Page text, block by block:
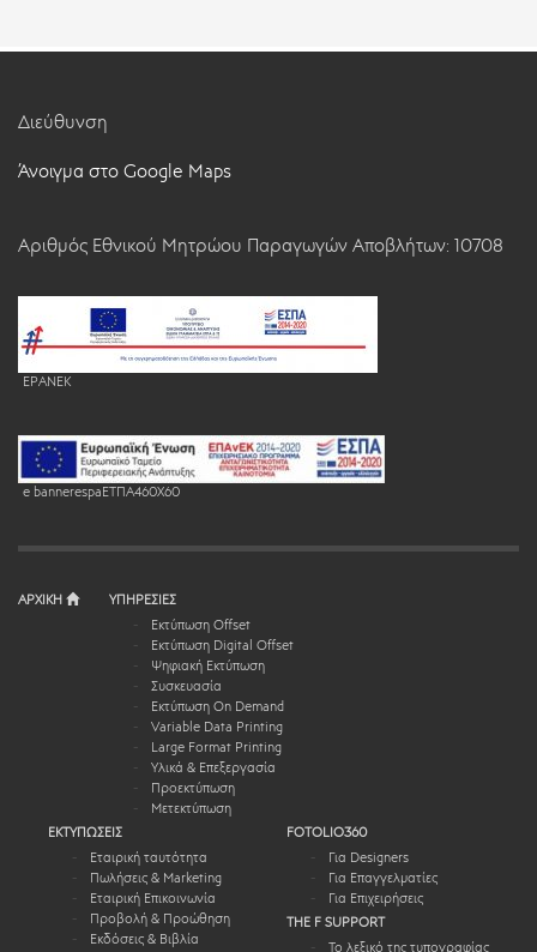
Διεύθυνση
Άνοιγμα στο Google Maps
Αριθμός Εθνικού Μητρώου Παραγωγών Αποβλήτων: 10708
EPANEK
e bannerespaEΤΠΑ460X60
ΑΡΧΙΚΗ
ΥΠΗΡΕΣΙΕΣ
Εκτύπωση Offset
Εκτύπωση Digital Offset
Ψηφιακή Εκτύπωση
Συσκευασία
Εκτύπωση On Demand
Variable Data Printing
Large Format Printing
Υλικά & Επεξεργασία
Προεκτύπωση
Μετεκτύπωση
ΕΚΤΥΠΩΣΕΙΣ
Εταιρική ταυτότητα
Πωλήσεις & Marketing
Εταιρική Επικοινωνία
Προβολή & Προώθηση
Εκδόσεις & Βιβλία
FOTOLIO360
Για Designers
Για Επαγγελματίες
Για Επιχειρήσεις
THE F SUPPORT
Το λεξικό της τυπογραφίας